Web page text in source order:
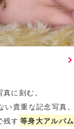
に刻む。
貴重な記念写真。
残す 等身大アルバム